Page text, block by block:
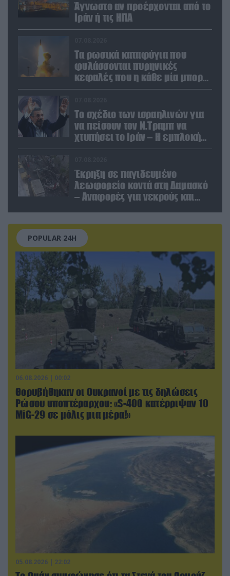
Άγνωστο αν προέρχονται από το
Ιράν ή τις ΗΠΑ
Τα ρωσικά καταφύγια που
φυλάσσονται πυρηνικές
κεφαλές που η κάθε μία μπορεί
να καταστρέψει «μία
Το σχέδιο των ισραηλινών για
να πείσουν τον Ν.Τραμπ να
χτυπήσει το Ιράν – Η εμπλοκή
του Μ.Αχμαντινετζάντ
Έκρηξη σε παγιδευμένο
λεωφορείο κοντά στη Δαμασκό
– Αναφορές για νεκρούς και
POPULAR 24H
06.08.2026 | 00:02
Θορυβήθηκαν οι Ουκρανοί με τις δηλώσεις
Ρώσου υποπτέραρχου: «S-400 κατέρριψαν 10
MiG-29 σε μόλις μια μέρα!»
05.08.2026 | 22:02